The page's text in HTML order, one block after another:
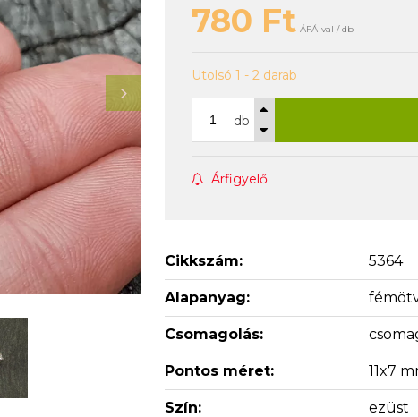
780 Ft ÁFÁ-val / db
Utolsó 1 - 2 darab
db
Árfigyelő
Cikkszám: 5364
Alapanyag:
Csomagolás:
Pontos méret: 11x7
Szín: ezüst